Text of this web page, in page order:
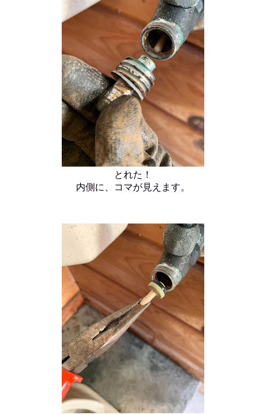
とれた！
内側に、コマが見えます。